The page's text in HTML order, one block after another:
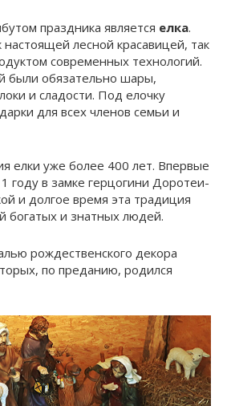
праздника является елка.
лесной красавицей, так
современных технологий.
были обязательно шары,
и сладости. Под елочку
для всех членов семьи и
елки уже более 400 лет. Впервые
году в замке герцогини Доротеи-
и долгое время эта традиция
богатых и знатных людей.
рождественского декора
по преданию, родился